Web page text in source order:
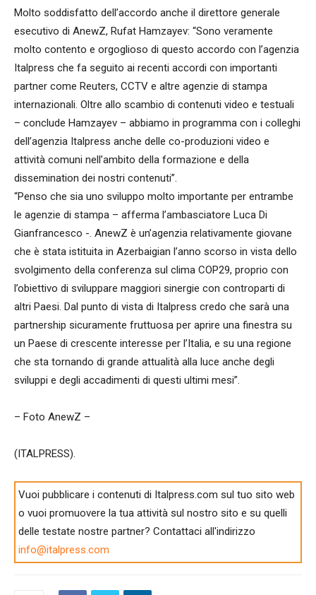
Molto soddisfatto dell’accordo anche il direttore generale
esecutivo di AnewZ, Rufat Hamzayev: “Sono veramente
molto contento e orgoglioso di questo accordo con l’agenzia
Italpress che fa seguito ai recenti accordi con importanti
partner come Reuters, CCTV e altre agenzie di stampa
internazionali. Oltre allo scambio di contenuti video e testuali
– conclude Hamzayev – abbiamo in programma con i colleghi
dell’agenzia Italpress anche delle co-produzioni video e
attività comuni nell’ambito della formazione e della
dissemination dei nostri contenuti”.
“Penso che sia uno sviluppo molto importante per entrambe
le agenzie di stampa – afferma l’ambasciatore Luca Di
Gianfrancesco -. AnewZ è un’agenzia relativamente giovane
che è stata istituita in Azerbaigian l’anno scorso in vista dello
svolgimento della conferenza sul clima COP29, proprio con
l’obiettivo di sviluppare maggiori sinergie con controparti di
altri Paesi. Dal punto di vista di Italpress credo che sarà una
partnership sicuramente fruttuosa per aprire una finestra su
un Paese di crescente interesse per l’Italia, e su una regione
che sta tornando di grande attualità alla luce anche degli
sviluppi e degli accadimenti di questi ultimi mesi”.
– Foto AnewZ –
(ITALPRESS).
Vuoi pubblicare i contenuti di Italpress.com sul tuo sito web
o vuoi promuovere la tua attività sul nostro sito e su quelli
delle testate nostre partner? Contattaci all'indirizzo
info@italpress.com